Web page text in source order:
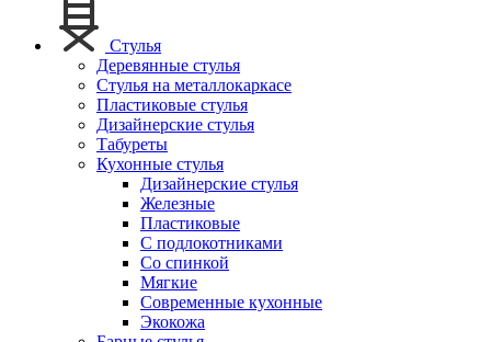
Стулья
Деревянные стулья
Стулья на металлокаркасе
Пластиковые стулья
Дизайнерские стулья
Табуреты
Кухонные стулья
Дизайнерские стулья
Железные
Пластиковые
С подлокотниками
Со спинкой
Мягкие
Современные кухонные
Экокожа